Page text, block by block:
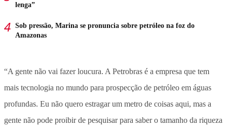
lenga”
Sob pressão, Marina se pronuncia sobre petróleo na foz do
Amazonas
“A gente não vai fazer loucura. A Petrobras é a empresa que tem
mais tecnologia no mundo para prospecção de petróleo em águas
profundas. Eu não quero estragar um metro de coisas aqui, mas a
gente não pode proibir de pesquisar para saber o tamanho da riqueza